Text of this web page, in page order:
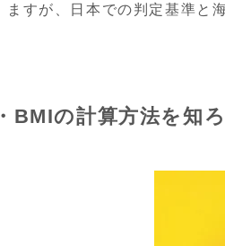
ますが、日本での判定基準と
・BMIの計算方法を知ろ